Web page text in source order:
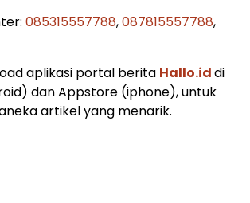
085315557788,087815557788,
aplikasi portal berita Hallo.iddi
dan Appstore (iphone), untuk
artikel yang menarik.